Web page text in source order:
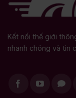
Kết nối thế giới
nhanh chóng và tin